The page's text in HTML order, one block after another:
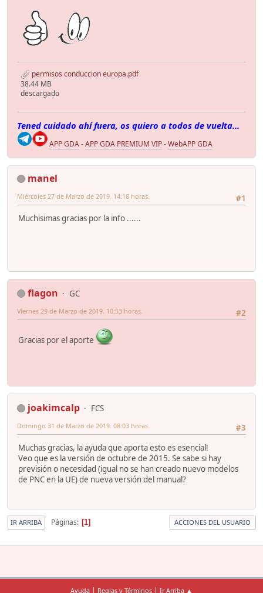
permisos conduccion europa.pdf
38.44 MB
descargado
Tened cuidado ahí fuera, os quiero a todos de vuelta...
APP GDA-APP GDA PREMIUM VIP-WebAPP GDA
manel
#1
Miércoles 27 de Marzo de 2019. 14:18 horas.
Muchisimas gracias por la info ......
flagon
GC
#2
Viernes 29 de Marzo de 2019. 10:53 horas.
Gracias por el aporte
joakimcalp
FCS
#3
Domingo 31 de Marzo de 2019. 08:03 horas.
Muchas gracias, la ayuda que aporta esto es esencial!
Veo que es la versión de octubre de 2015. Se sabe si hay
previsión o necesidad (igual no se han creado nuevo modelos
de PNC en la UE) de nueva versión del manual?
IR ARRIBA Páginas 1 ACCIONES DEL USUARIO
Ayuda | Reglas y Términos | Ir Arriba ▲